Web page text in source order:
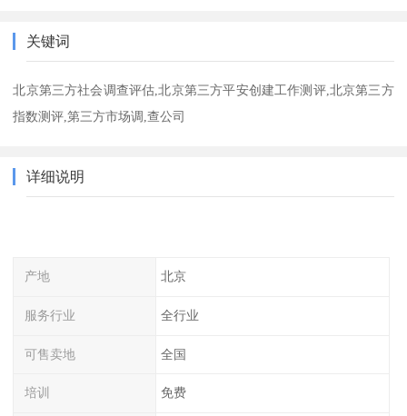
关键词
北京第三方社会调查评估,北京第三方平安创建工作测评,北京第三方
指数测评,第三方市场调,查公司
详细说明
产地 北京
服务行业 全行业
可售卖地 全国
培训 免费